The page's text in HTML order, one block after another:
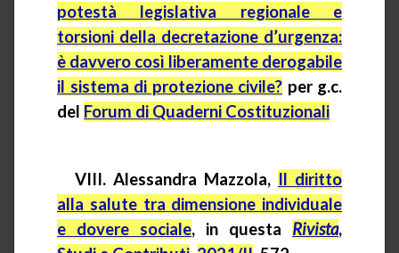
potestà legislativa regionale e
torsioni della decretazione d’urgenza:
è davvero così liberamente derogabile
il sistema di protezione civile? per g.c.
del Forum di Quaderni Costituzionali
VIII. Alessandra Mazzola, Il diritto
alla salute tra dimensione individuale
e dovere sociale, in questa Rivista,